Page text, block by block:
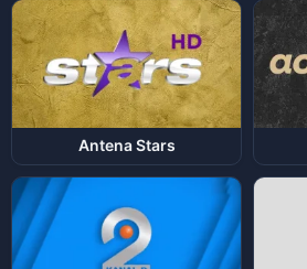
Antena Stars